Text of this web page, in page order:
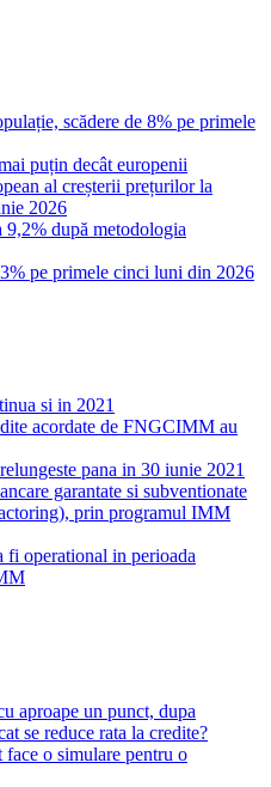
scădere de 8% pe primele
puțin decât europenii
al creșterii prețurilor la
2026
9,2% după metodologia
pe primele cinci luni din 2026
si in 2021
acordate de FNGCIMM au
pana in 30 iunie 2021
garantate si subventionate
prin programul IMM
operational in perioada
aproape un punct, dupa
se reduce rata la credite?
o simulare pentru o